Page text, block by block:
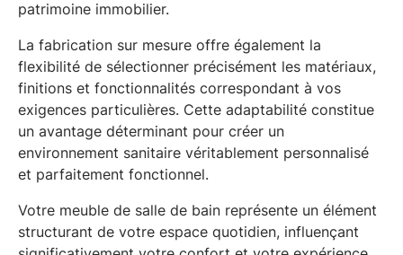
patrimoine immobilier.
La fabrication sur mesure offre également la
flexibilité de sélectionner précisément les matériaux,
finitions et fonctionnalités correspondant à vos
exigences particulières. Cette adaptabilité constitue
un avantage déterminant pour créer un
environnement sanitaire véritablement personnalisé
et parfaitement fonctionnel.
Votre meuble de salle de bain représente un élément
structurant de votre espace quotidien, influençant